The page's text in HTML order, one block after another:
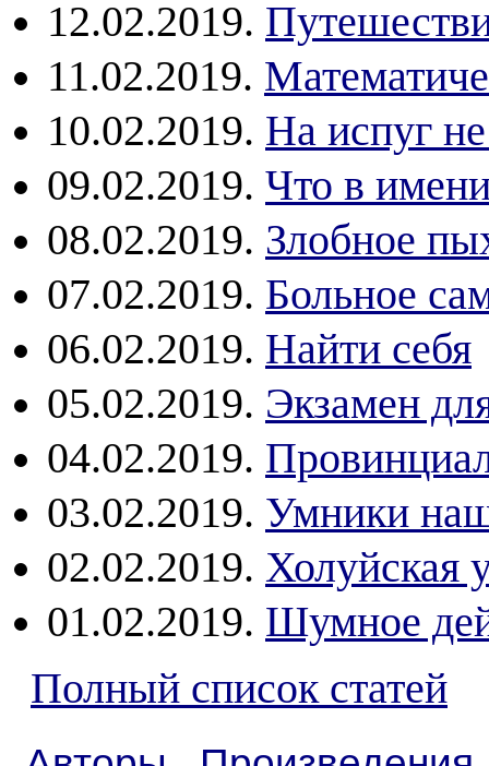
12.02.2019.
11.02.2019.
10.02.2019. На испуг
09.02.2019. Что в
08.02.2019. Злобное
07.02.2019. Больное
06.02.2019. Найти себя
05.02.2019. Экзамен
04.02.2019.
03.02.2019. Умники
02.02.2019. Холуйская
01.02.2019. Шумное
Полный список статей